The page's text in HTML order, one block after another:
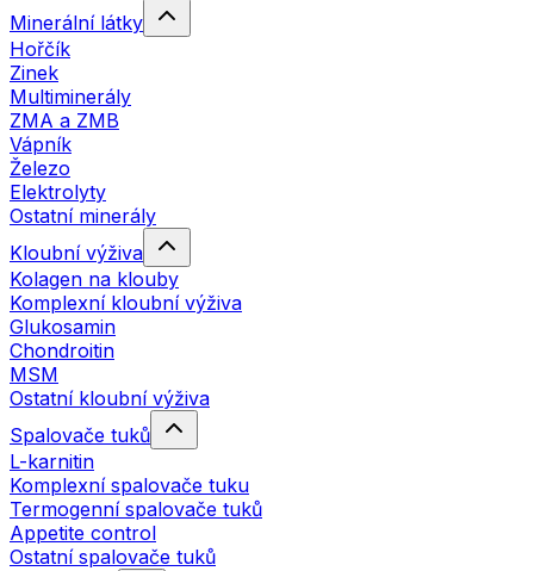
Minerální látky
Hořčík
Zinek
Multiminerály
ZMA a ZMB
Vápník
Železo
Elektrolyty
Ostatní minerály
Kloubní výživa
Kolagen na klouby
Komplexní kloubní výživa
Glukosamin
Chondroitin
MSM
Ostatní kloubní výživa
Spalovače tuků
L-karnitin
Komplexní spalovače tuku
Termogenní spalovače tuků
Appetite control
Ostatní spalovače tuků